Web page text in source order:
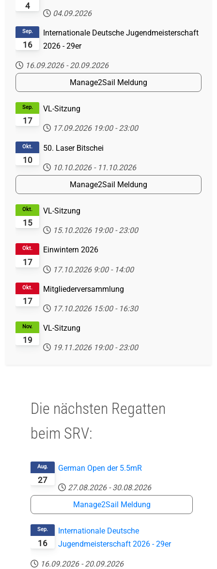
4
04.09.2026
16
Sep.
Internationale Deutsche Jugendmeisterschaft
2026 - 29er
16.09.2026 - 20.09.2026
Manage2Sail Meldung
17
Sep. VL-Sitzung
17.09.2026 19:00 - 23:00
10
Okt. 50. Laser Bitschei
10.10.2026 - 11.10.2026
Manage2Sail Meldung
15
Okt. VL-Sitzung
15.10.2026 19:00 - 23:00
17
Okt. Einwintern 2026
17.10.2026 9:00 - 14:00
17
Okt. Mitgliederversammlung
17.10.2026 15:00 - 16:30
19
Nov. VL-Sitzung
19.11.2026 19:00 - 23:00
Die nächsten Regatten
beim SRV:
27
Aug. German Open der 5.5mR
27.08.2026 - 30.08.2026
Manage2Sail Meldung
16
Sep.
Internationale Deutsche
Jugendmeisterschaft 2026 - 29er
16.09.2026 - 20.09.2026